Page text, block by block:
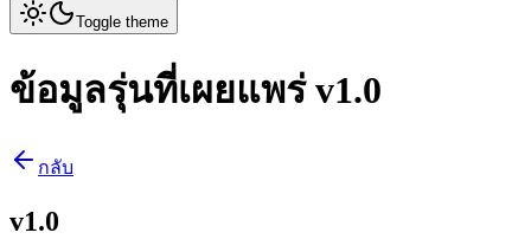
Toggle theme
ข้อมูลรุ่นที่เผยแพร่ v1.0
กลับ
v1.0